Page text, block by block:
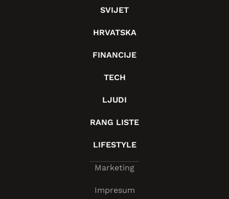
SVIJET
HRVATSKA
FINANCIJE
TECH
LJUDI
RANG LISTE
LIFESTYLE
Marketing
Impresum